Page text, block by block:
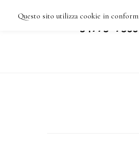
IMPRESA DI PULIZIE
Questo sito utilizza cookie in